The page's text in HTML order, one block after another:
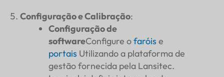
Configuração e Calibração:
Configuração de
softwareConfigure ofaróis e
portais Utilizando a plataforma de
gestão fornecida pela Lansitec.